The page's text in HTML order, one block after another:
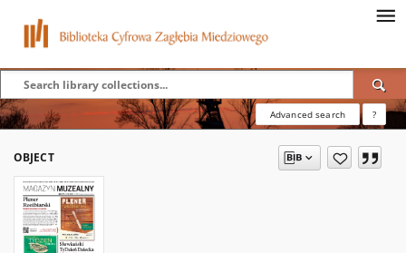
Advanced search ?
OBJECT